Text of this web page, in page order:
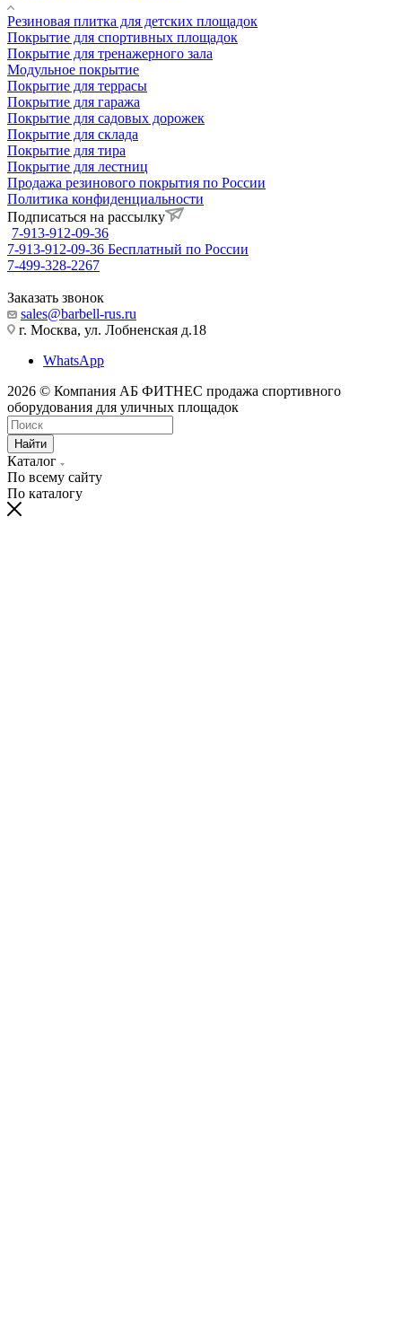
Резиновая плитка для детских площадок
Покрытие для спортивных площадок
Покрытие для тренажерного зала
Модульное покрытие
Покрытие для террасы
Покрытие для гаража
Покрытие для садовых дорожек
Покрытие для склада
Покрытие для тира
Покрытие для лестниц
Продажа резинового покрытия по России
Политика конфиденциальности
Подписаться на рассылку
7-913-912-09-36
7-913-912-09-36 Бесплатный по России
7-499-328-2267
Заказать звонок
sales@barbell-rus.ru
г. Москва, ул. Лобненская д.18
WhatsApp
2026 © Компания АБ ФИТНЕС продажа спортивного
оборудования для уличных площадок
Найти
Каталог
По всему сайту
По каталогу